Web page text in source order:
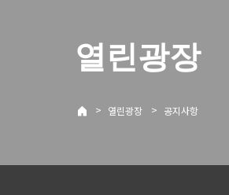
열린광장
> 열린광장 > 공지사항